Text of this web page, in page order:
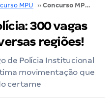
MPU ›› Concurso MPU Polícia: 300 vagas previstas para diversas regiões!
300 vagas
regiões!
de Polícia Institucional
movimentação que
certame